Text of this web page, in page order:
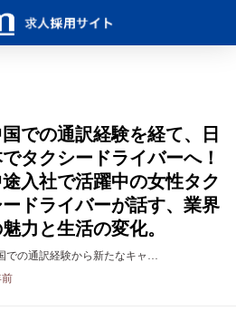
での通訳経験を経て、日
タクシードライバーへ！
入社で活躍中の女性タク
ードライバーが話す、業界
力と生活の変化。
での通訳経験から新たなキャ…